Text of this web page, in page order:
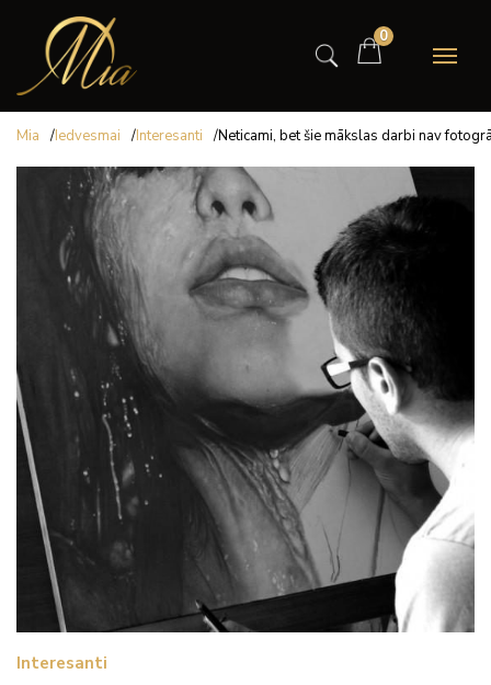
0
Mia /Iedvesmai /Interesanti /Neticami, bet šie mākslas darbi nav
Interesanti